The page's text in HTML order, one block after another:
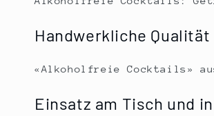
t
e
g
Handwerkliche Qualität
«Alkoholfreie Cocktails»
Einsatz am Tisch und